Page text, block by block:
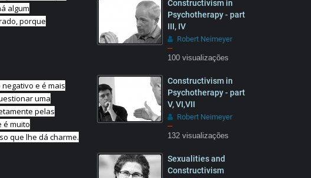
algum
porque
e é mais
uma
pelas
é muito
que lhe dá charme.
Constructivism in
Psychotherapy - part
III, IV
Robert Neimeyer
–
100 visualizações
Constructivism in
Psychotherapy - part
V, VI,VII
Robert Neimeyer
–
132 visualizações
Sexualities and
Constructivism